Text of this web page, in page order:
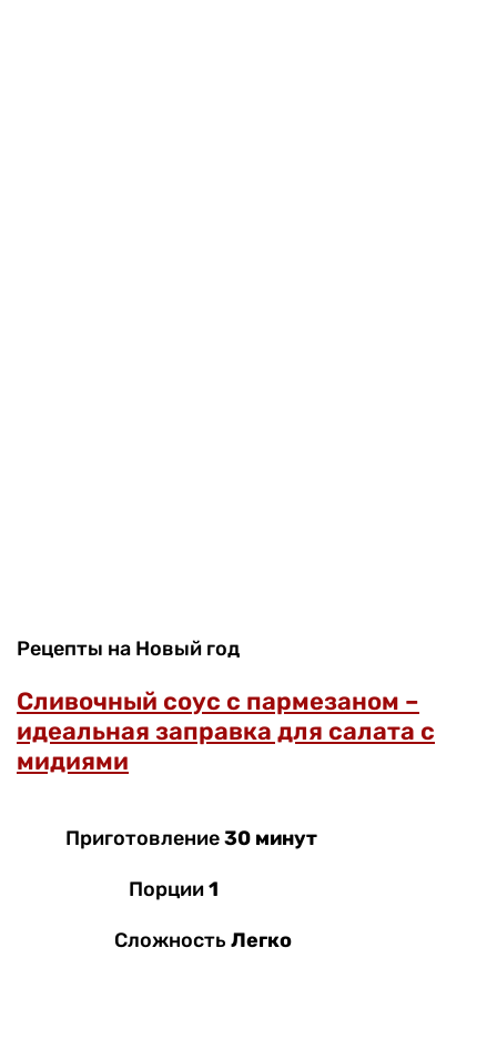
Рецепты на Новый год
Сливочный соус с пармезаном –
идеальная заправка для салата с
мидиями
Приготовление30 минут
Порции1
Сложность Легко